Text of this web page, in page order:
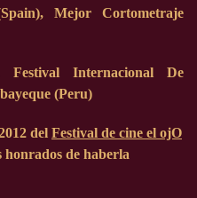
Mejor Cortometraje
Festival Internacional De
(Peru)
del Festival de cine el ojO
honrados de haberla